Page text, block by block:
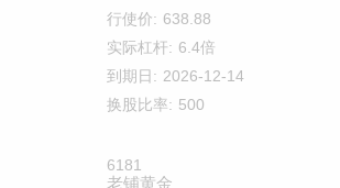
行使价: 638.88
实际杠杆: 6.4倍
到期日: 2026-12-14
换股比率: 500
6181
老铺黄金